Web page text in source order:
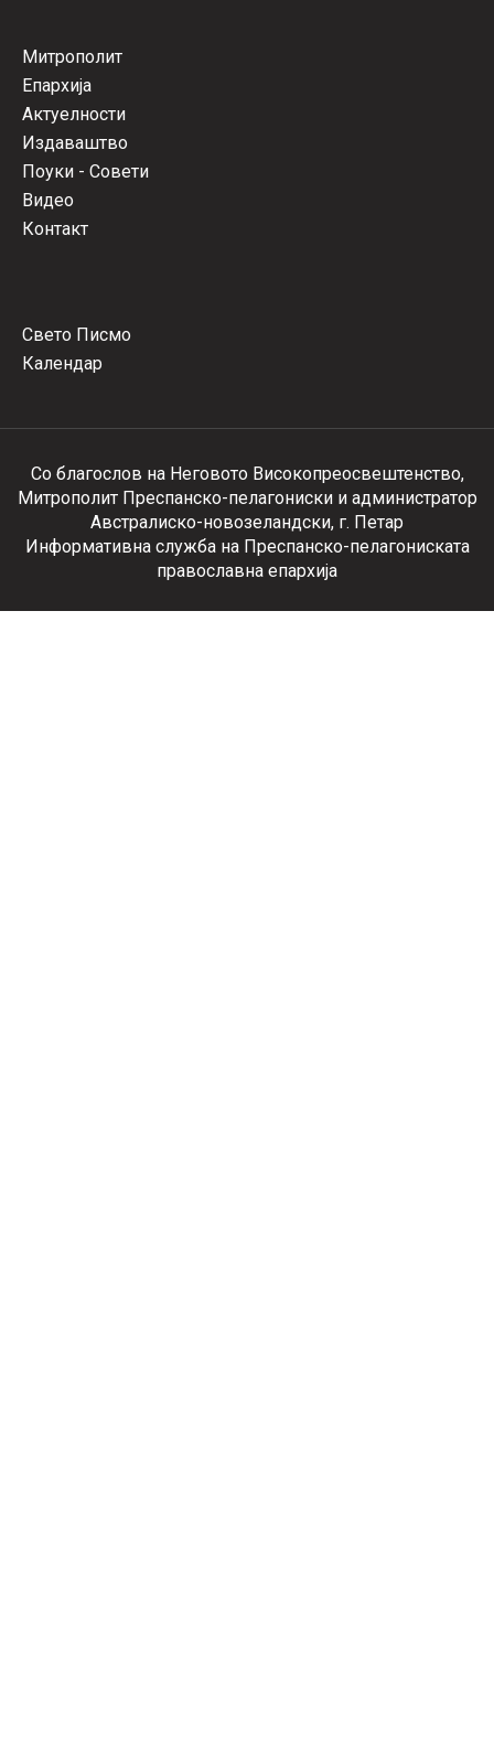
Митрополит
Епархија
Актуелности
Издаваштво
Поуки - Совети
Видео
Контакт
Свето Писмо
Календар
Со благослов на Неговото Високопреосвештенство,
Митрополит Преспанско-пелагониски и администратор
Австралиско-новозеландски, г. Петар
Информативна служба на Преспанско-пелагониската
православна епархија